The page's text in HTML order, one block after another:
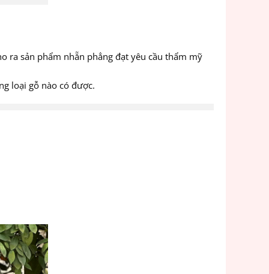
ra sản phẩm nhẵn phẳng đạt yêu cầu thẩm mỹ
loại gỗ nào có được.